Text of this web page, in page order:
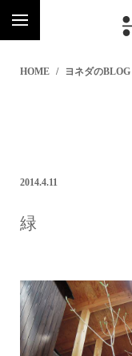
HOME ヨネダのBLOG
2014.4.11
緑